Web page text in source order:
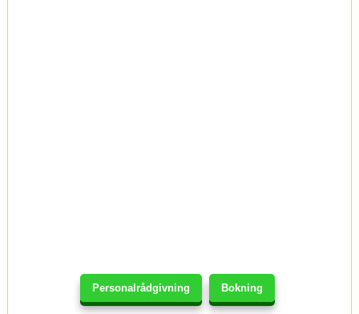
Personalrådgivning Bokning